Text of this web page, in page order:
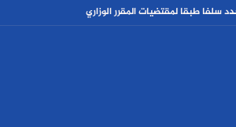
طبقا لمقتضیات المقرر الوزاري